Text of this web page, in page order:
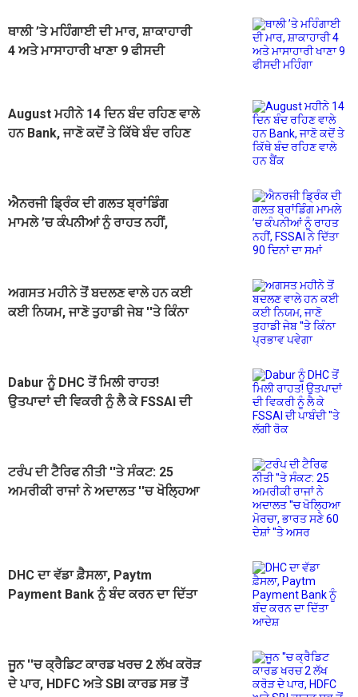
ਥਾਲੀ ’ਤੇ ਮਹਿੰਗਾਈ ਦੀ ਮਾਰ, ਸ਼ਾਕਾਹਾਰੀ
4 ਅਤੇ ਮਾਸਾਹਾਰੀ ਖਾਣਾ 9 ਫੀਸਦੀ
August ਮਹੀਨੇ 14 ਦਿਨ ਬੰਦ ਰਹਿਣ ਵਾਲੇ
ਹਨ Bank, ਜਾਣੋ ਕਦੋਂ ਤੇ ਕਿੱਥੇ ਬੰਦ ਰਹਿਣ
ਐਨਰਜੀ ਡ੍ਰਿੰਕ ਦੀ ਗਲਤ ਬ੍ਰਾਂਡਿੰਗ
ਮਾਮਲੇ ’ਚ ਕੰਪਨੀਆਂ ਨੂੰ ਰਾਹਤ ਨਹੀਂ,
ਅਗਸਤ ਮਹੀਨੇ ਤੋਂ ਬਦਲਣ ਵਾਲੇ ਹਨ ਕਈ
ਕਈ ਨਿਯਮ, ਜਾਣੋ ਤੁਹਾਡੀ ਜੇਬ ''ਤੇ ਕਿੰਨਾ
Dabur ਨੂੰ DHC ਤੋਂ ਮਿਲੀ ਰਾਹਤ!
ਉਤਪਾਦਾਂ ਦੀ ਵਿਕਰੀ ਨੂੰ ਲੈ ਕੇ FSSAI ਦੀ
ਟਰੰਪ ਦੀ ਟੈਰਿਫ ਨੀਤੀ ''ਤੇ ਸੰਕਟ: 25
ਅਮਰੀਕੀ ਰਾਜਾਂ ਨੇ ਅਦਾਲਤ ''ਚ ਖੋਲ੍ਹਿਆ
DHC ਦਾ ਵੱਡਾ ਫ਼ੈਸਲਾ, Paytm
Payment Bank ਨੂੰ ਬੰਦ ਕਰਨ ਦਾ ਦਿੱਤਾ
ਜੂਨ ''ਚ ਕ੍ਰੈਡਿਟ ਕਾਰਡ ਖਰਚ 2 ਲੱਖ ਕਰੋੜ
ਦੇ ਪਾਰ, HDFC ਅਤੇ SBI ਕਾਰਡ ਸਭ ਤੋਂ